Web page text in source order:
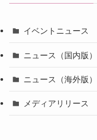
イベントニュース
ニュース（国内版）
ニュース（海外版）
メディアリリース